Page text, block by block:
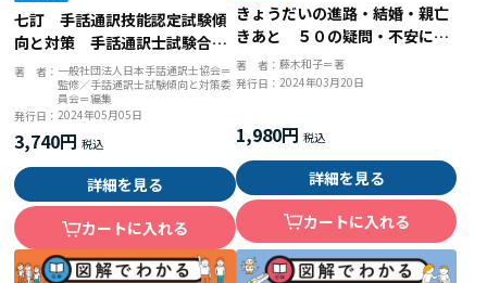
七訂 手話通訳技能認定試験傾
向と対策 手話通訳士試験合格
への道
著 者： 一般社団法人日本手話通訳士協会＝
監修／手話通訳士試験傾向と対策委
員会＝編集
発行日：2024年05月05日
3,740円
詳細を見る
カートに入れる
きょうだいの進路・結婚・親亡
きあと ５０の疑問・不安に弁
護士できょうだいの私が答えま
す
著 者： 藤木和子＝著
発行日： 2024年03月20日
1,980円
詳細を見る
カートに入れる